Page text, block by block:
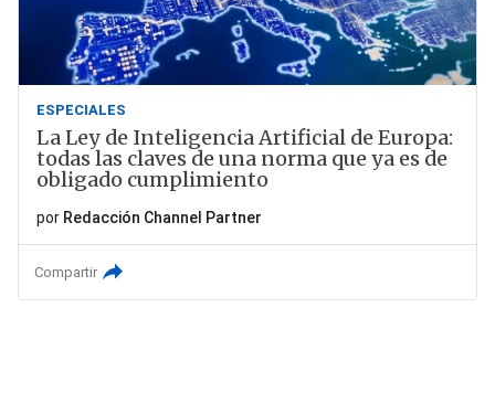
ESPECIALES
La Ley de Inteligencia Artificial de Europa:
todas las claves de una norma que ya es de
obligado cumplimiento
por Redacción Channel Partner
Compartir